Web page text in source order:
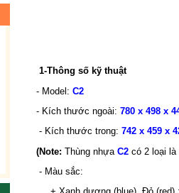
1-Thông số kỹ thuật
- Model: C2
- Kích thước ngoài: 780 x 498 x
- Kích thước trong: 742 x 459 x
(Note: Thùng nhựa C2 có 2 loại là
- Màu sắc: